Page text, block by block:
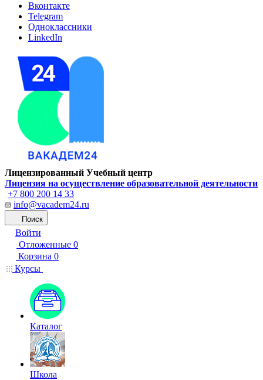
Вконтакте
Telegram
Одноклассники
LinkedIn
Лицензированный Учебный центр
Лицензия на осуществление образовательной деятельности
+7 800 200 14 33
info@vacadem24.ru
Поиск
Войти
Отложенные 0
Корзина 0
Курсы
Каталог
Школа